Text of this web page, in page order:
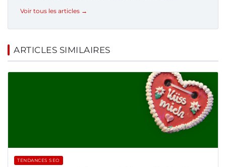
Voir tous les articles →
ARTICLES SIMILAIRES
TENDANCES SEO